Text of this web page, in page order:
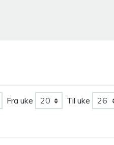
Fra uke Til uke